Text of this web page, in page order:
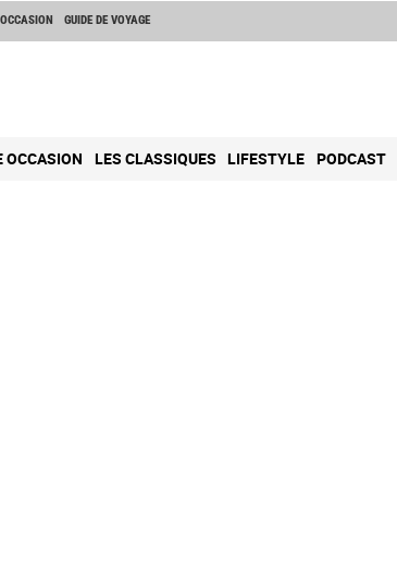
GUIDE DE VOYAGE
OCCASION LES CLASSIQUES LIFESTYLE PODCAST